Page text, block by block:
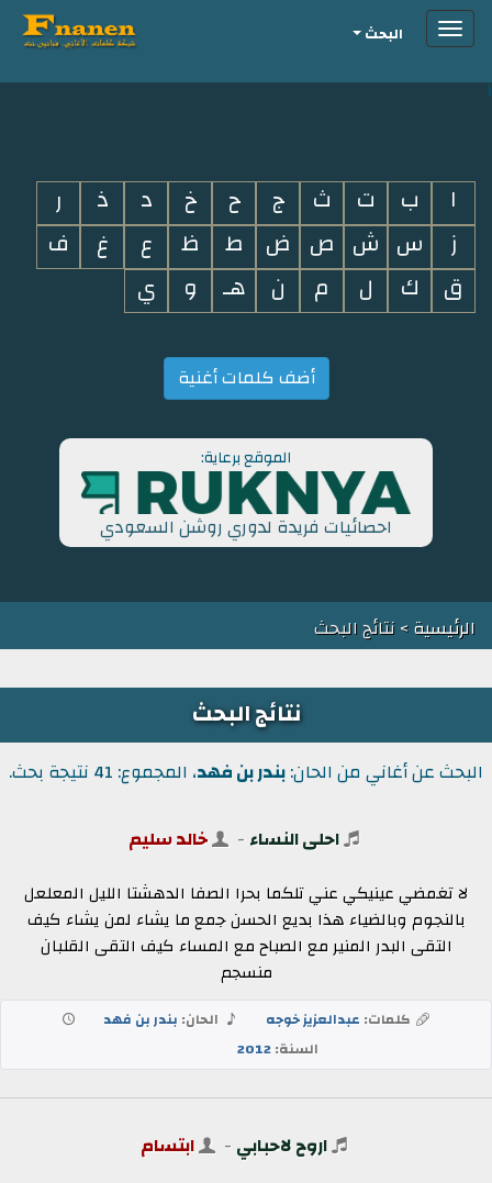
i
Toggleالبحث
ا ب ت ث ج ح خ د ذ
ر
ز
س ش ص ض ط ظ ع غ
ف
ق
ك ل م ن هـ و ي
أضف كلمات أغنية
الموقع برعاية:
احصائيات فريدة لدوري روشن السعودي
الرئيسية> نتائج البحث
نتائج البحث
البحث عن أغاني من الحان:بندر بن فهد، المجموع: 41 نتيجة بحث.
احلى النساء - خالد سليم
لا تغمضي عينيكي عني تلكما بحرا الصفا الدهشتا الليل المعلعل
بالنجوم وبالضياء هذا بديع الحسن جمع ما يشاء لمن يشاء كيف
التقى البدر المنير مع الصباح مع المساء كيف التقى القلبان
منسجم
كلمات: عبدالعزيز خوجه الحان: بندر بن فهد
السنة:2012
اروح لاحبابي - ابتسام